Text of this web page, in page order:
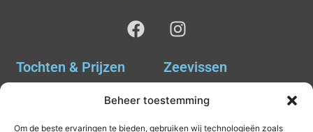
Beheer toestemming
Om de beste ervaringen te bieden, gebruiken wij technologieën zoals
Tochten & Prijzen Zeevissen
Tochten & Prijzen